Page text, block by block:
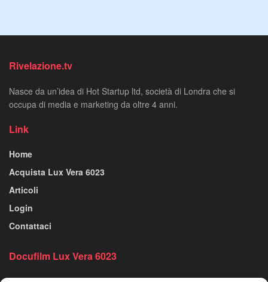
Rivelazione.tv
Nasce da un’idea di Hot Startup ltd, società di Londra che si
occupa di media e marketing da oltre 4 anni.
Link
Home
Acquista Lux Vera 6023
Articoli
Login
Contattaci
Docufilm Lux Vera 6023